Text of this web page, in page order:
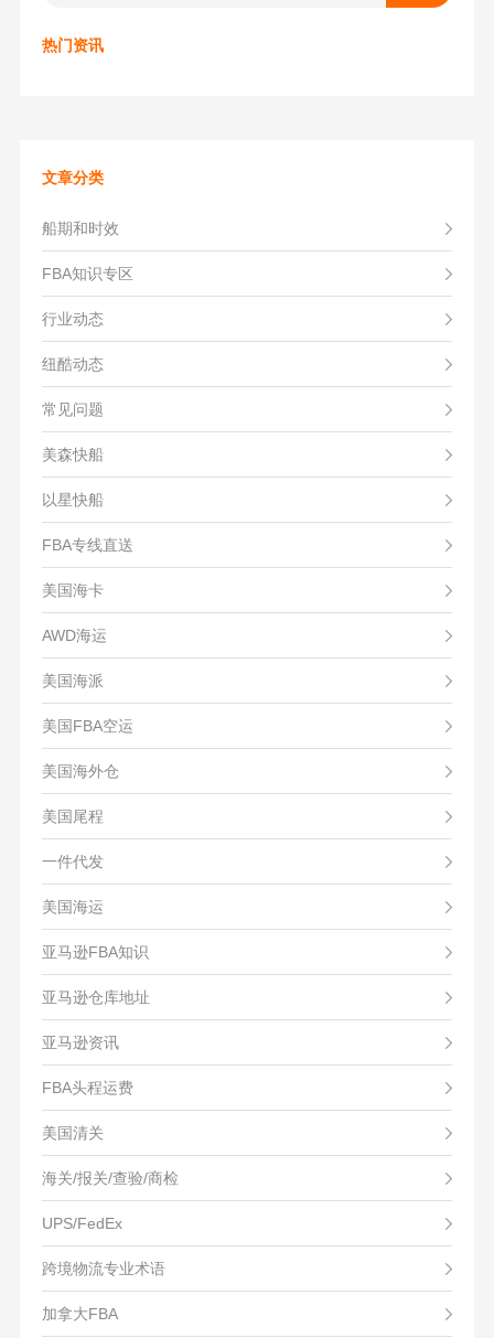
热门资讯
文章分类
船期和时效
FBA知识专区
行业动态
纽酷动态
常见问题
美森快船
以星快船
FBA专线直送
美国海卡
AWD海运
美国海派
美国FBA空运
美国海外仓
美国尾程
一件代发
美国海运
亚马逊FBA知识
亚马逊仓库地址
亚马逊资讯
FBA头程运费
美国清关
海关/报关/查验/商检
UPS/FedEx
跨境物流专业术语
加拿大FBA